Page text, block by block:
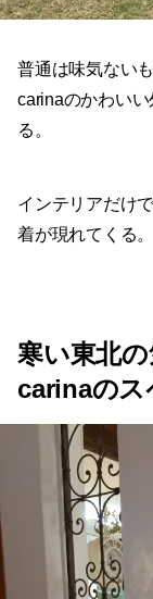
普通は味気ない
carinaのかわい
る。
インテリアだけ
着が現れてくる。
寒い東北
carinaのス